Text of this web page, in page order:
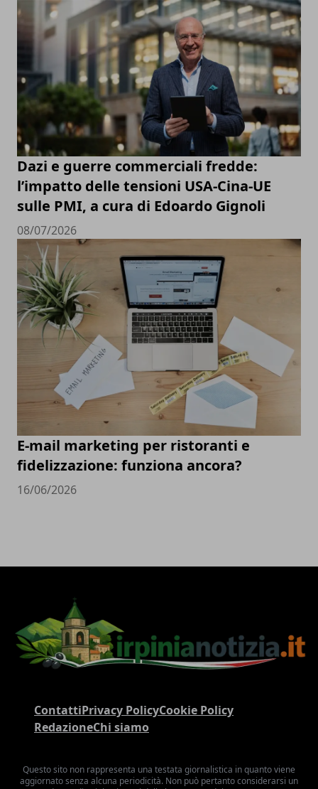
Dazi e guerre commerciali fredde:
l’impatto delle tensioni USA-Cina-UE
sulle PMI, a cura di Edoardo Gignoli
08/07/2026
E-mail marketing per ristoranti e
fidelizzazione: funziona ancora?
16/06/2026
ContattiPrivacy PolicyCookie Policy
RedazioneChi siamo
Questo sito non rappresenta una testata giornalistica in quanto viene
aggiornato senza alcuna periodicità. Non può pertanto considerarsi un